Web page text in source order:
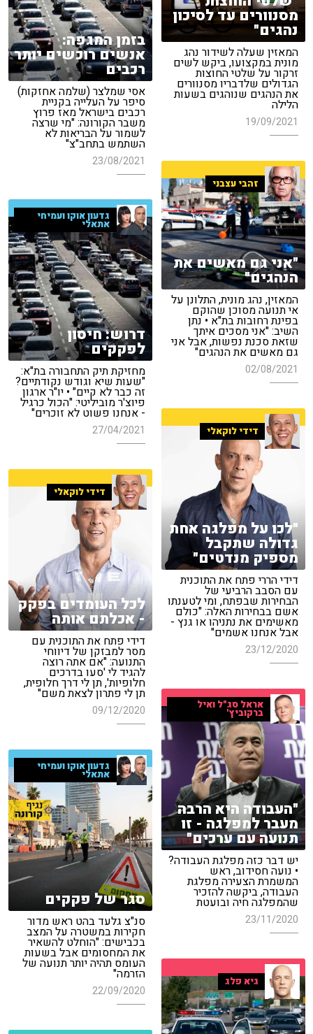
מסנוורים עד לסיכון
נהגים"
המאזין שעלה לשידור נהג
מונית במקצועו, ביקש לשים
זרקור על שלטי החוצות
הגדולים שלדבריו מסנוורים
את הנהגים שנוהגים בשעות
הלילה
19/09/2021
בזמן המגפה:
אנשים רוכשים יותר
רכבים
אסי שמלצר (שלמה אחזקות)
סיפר על העלייה בקניית
רכבים בישראל מאז פרוץ
משבר הקורונה: "מי שרצה
לשמור על הבריאות לא
השתמש בתחב"צ"
23/08/2021
זהבי עצבני
"אני גם מאשים את
הנהגים"
המאזין, נהג מונית, התלונן על
אי תנועה מסוכן שהוקם
בפינת רחובות בת"א • נתן
השיב: "אני מסכים איתך
שזאת סכנת נפשות, אבל אני
גם מאשים את הנהגים"
02/08/2021
גדעון אוקו ועמיחי
אתאלי
דרוש: חיסון
לפקקים
מחזיקת תיק התחבורה בת"א:
"שעות שיא וגודש נקודתיים?
זה כבר לא קיים" • יו"ר ארגון
פיוצ'ר מוביליטי: "הכול כרגיל
- אנחנו פשוט לא זוכרים"
27/04/2021 דידי לוקאלי
"לכו על מפלגה אחת
גדולה שתקבל
מספיק מנדטים"
דידי הררי פתח את התוכנית
עם הסבב הרביעי של
הבחירות שבפתח, ומי לטענתו
אשם בבחירות האלה: "כולם
מאשימים את נתניהו או גנץ -
אבל אנחנו אשמים"
23/12/2020
דידי לוקאלי
לכל העומדים בפקק
- אכלתם אותה
דידי פתח את התוכנית עם
מסר למבזקן של דיווחי
התנועה: "אם אתה רוצה
להגיד לי 'סעו בדרכים
חלופיות', תן לי דרך חלופית,
תן לי פתרון לצאת משם"
09/12/2020 אראל סג"ל ואיל
ברקוביץ'
"העבודה היא הרבה
מעבר למפלגה - זו
תנועה עם ערכים"
יש דבר כזה מפלגת העבודה?
• נועה חסידוב, ראש
המשמרת הצעירה מפלגת
העבודה, ביקשה להזכיר
שהמפלגה חיה ובועטת
23/11/2020
גדעון אוקו ועמיחי
אתאלי
סגר של פקקים
סנ"צ גלעד בהט ראש מדור
חקירות במשטרה על המצב
בכבישים: "הוחלט להשאיר
את המחסומים אבל בשעות
העומס תהיה יותר תנועה של
הזרמה"
22/09/2020
גיא פלג